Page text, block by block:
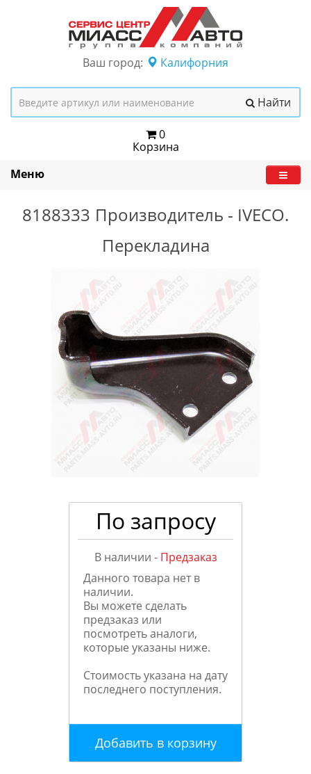
Ваш город: Калифорния
Найти
0
Корзина
Меню
8188333 Производитель - IVECO.
Перекладина
По запросу
В наличии - Предзаказ
Данного товара нет в
наличии.
Вы можете сделать
предзаказ или
посмотреть аналоги,
которые указаны ниже.
Стоимость указана на дату
последнего поступления.
Добавить в корзину